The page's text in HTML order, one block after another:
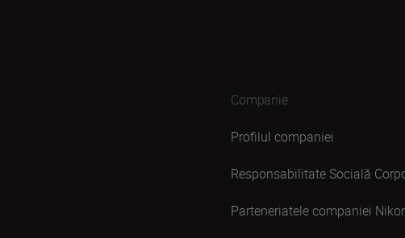
Companie
Profilul companiei
Responsabilitate Socială
Parteneriatele companiei